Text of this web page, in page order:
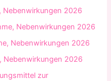
Nebenwirkungen 2026
Nebenwirkungen 2026
Nebenwirkungen 2026
Nebenwirkungen 2026
zur